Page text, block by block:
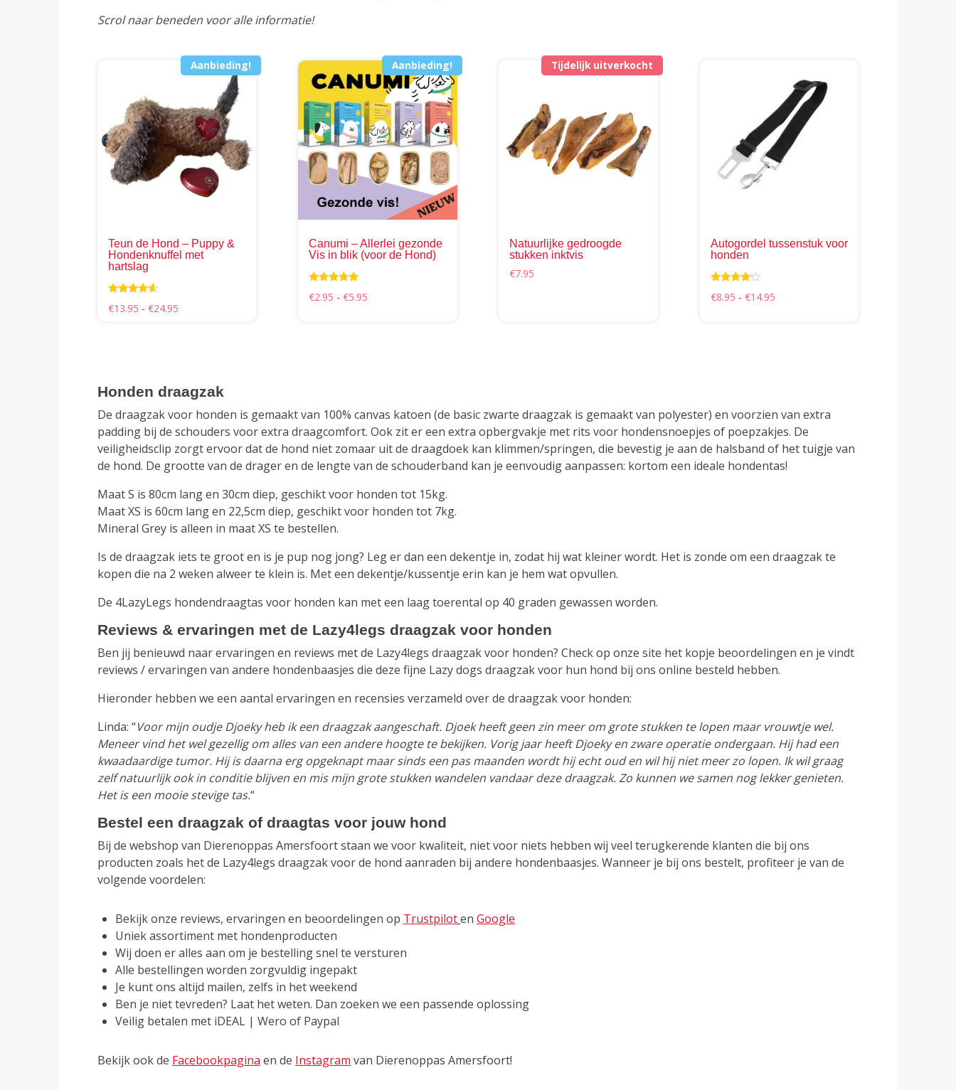
Scrol naar beneden voor alle informatie!
Aanbieding!
Teun de Hond – Puppy &
Hondenknuffel met
hartslag
g
€13.95 - €24.95
productpagina
Aanbieding!
Canumi – Allerlei gezonde
Vis in blik (voor de Hond)
5.00
€2.95 - €5.95
Deze
kan
worden
productpagina
Tijdelijk uitverkocht
Natuurlijke gedroogde
stukken inktvis
€7.95
Autogordel tussenstuk voor
honden
g
€8.95 - €14.95Prijsklasse:
Honden draagzak
De draagzak voor honden is gemaakt van 100% canvas katoen (de basic zwarte draagzak is gemaakt van polyester) en voorzien van extra
padding bij de schouders voor extra draagcomfort. Ook zit er een extra opbergvakje met rits voor hondensnoepjes of poepzakjes. De
veiligheidsclip zorgt ervoor dat de hond niet zomaar uit de draagdoek kan klimmen/springen, die bevestig je aan de halsband of het tuigje van
de hond. De grootte van de drager en de lengte van de schouderband kan je eenvoudig aanpassen: kortom een ideale hondentas!
Maat S is 80cm lang en 30cm diep, geschikt voor honden tot 15kg.
Maat XS is 60cm lang en 22,5cm diep, geschikt voor honden tot 7kg.
Mineral Grey is alleen in maat XS te bestellen.
Is de draagzak iets te groot en is je pup nog jong? Leg er dan een dekentje in, zodat hij wat kleiner wordt. Het is zonde om een draagzak te
kopen die na 2 weken alweer te klein is. Met een dekentje/kussentje erin kan je hem wat opvullen.
De 4LazyLegs hondendraagtas voor honden kan met een laag toerental op 40 graden gewassen worden.
Reviews & ervaringen met de Lazy4legs draagzak voor honden
Ben jij benieuwd naar ervaringen en reviews met de Lazy4legs draagzak voor honden? Check op onze site het kopje beoordelingen en je vindt
reviews / ervaringen van andere hondenbaasjes die deze fijne Lazy dogs draagzak voor hun hond bij ons online besteld hebben.
Hieronder hebben we een aantal ervaringen en recensies verzameld over de draagzak voor honden:
Linda: “Voor mijn oudje Djoeky heb ik een draagzak aangeschaft. Djoek heeft geen zin meer om grote stukken te lopen maar vrouwtje wel.
Meneer vind het wel gezellig om alles van een andere hoogte te bekijken. Vorig jaar heeft Djoeky en zware operatie ondergaan. Hij had een
kwaadaardige tumor. Hij is daarna erg opgeknapt maar sinds een pas maanden wordt hij echt oud en wil hij niet meer zo lopen. Ik wil graag
zelf natuurlijk ook in conditie blijven en mis mijn grote stukken wandelen vandaar deze draagzak. Zo kunnen we samen nog lekker genieten.
Het is een mooie stevige tas.“
Bestel een draagzak of draagtas voor jouw hond
Bij de webshop van Dierenoppas Amersfoort staan we voor kwaliteit, niet voor niets hebben wij veel terugkerende klanten die bij ons
producten zoals het de Lazy4legs draagzak voor de hond aanraden bij andere hondenbaasjes. Wanneer je bij ons bestelt, profiteer je van de
volgende voordelen:
Bekijk onze reviews, ervaringen en beoordelingen op Trustpiloten Google
Uniek assortiment met hondenproducten
Wij doen er alles aan om je bestelling snel te versturen
Alle bestellingen worden zorgvuldig ingepakt
Je kunt ons altijd mailen, zelfs in het weekend
Ben je niet tevreden? Laat het weten. Dan zoeken we een passende oplossing
Veilig betalen met iDEAL | Wero of Paypal
Bekijk ook de Facebookpagina en de Instagram van Dierenoppas Amersfoort!